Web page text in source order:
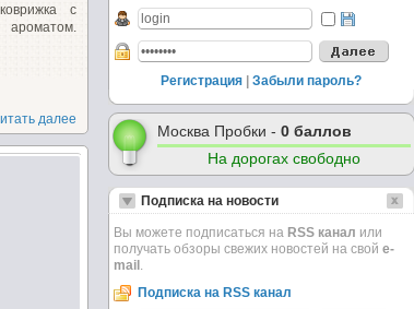
с
далее
Регистрация Забыли пароль?
Москва Пробки - 0 баллов
На дорогах свободно
Подписка на новости
Вы можете подписаться на RSS канал или
получать обзоры свежих новостей на свой e-
mail .
Подписка на RSS канал